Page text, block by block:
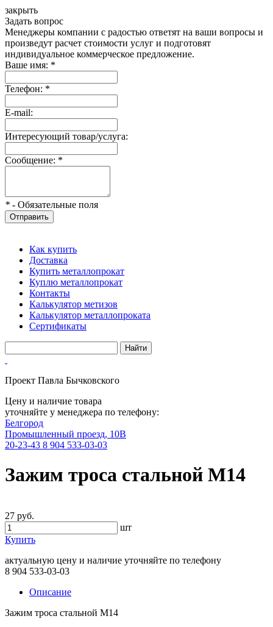
закрыть
Задать вопрос
Менеджеры компании с радостью ответят на ваши вопросы и
произведут расчет стоимости услуг и подготовят
индивидуальное коммерческое предложение.
Ваше имя: *
Телефон: *
E-mail:
Интересующий товар/услуга:
Сообщение: *
* - Обязательные поля
Отправить
Как купить
Доставка
Купить металлопрокат
Куплю металлопрокат
Контакты
Калькулятор метизов
Калькулятор металлопроката
Сертификаты
Проект Павла Бычковского
Цену и наличие товара
уточняйте у менеджера по телефону:
Белгород
Промышленный проезд, 10В
20-23-43 8 904 533-03-03
Зажим троса стальной М14
27 руб.
шт
Купить
актуальную цену и наличие уточняйте по телефону
8 904 533-03-03
Описание
Зажим троса стальной М14